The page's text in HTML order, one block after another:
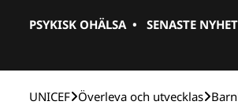
PSYKISK OHÄLSA • SENASTE
UNICEF Över­leva och utvecklas